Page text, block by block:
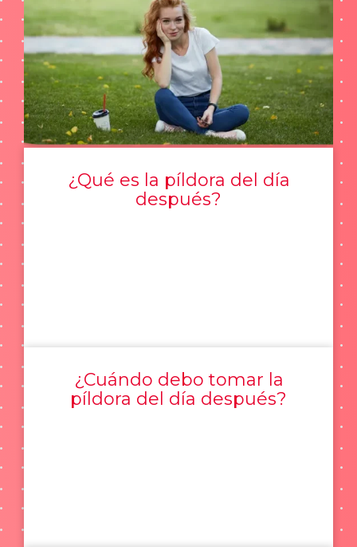
¿Qué es la píldora del día
después?
¿Cuándo debo tomar la
píldora del día después?